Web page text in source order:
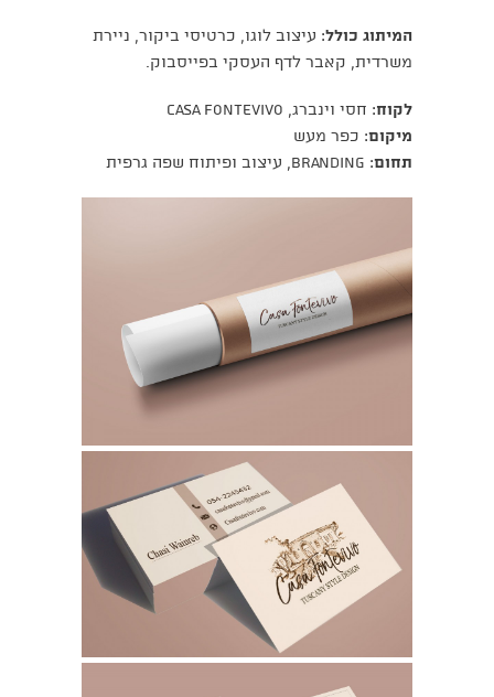
המיתוג כולל: עיצוב לוגו, כרטיסי ביקור, ניירת
משרדית, קאבר לדף העסקי בפייסבוק.
לקוח: חסי וינברג, CASA FONTEVIVO
מיקום: כפר מעש
תחום: Branding, עיצוב ופיתוח שפה גרפית